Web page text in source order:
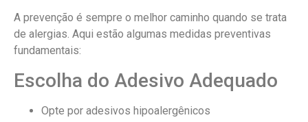
A prevenção é sempre o melhor caminho quando se trata
de alergias. Aqui estão algumas medidas preventivas
fundamentais:
Escolha do Adesivo Adequado
Opte por adesivos hipoalergênicos